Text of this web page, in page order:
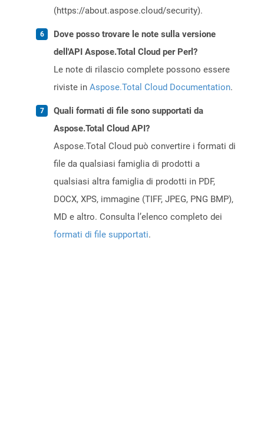
(https://about.aspose.cloud/security).
Dove posso trovare le note sulla versione
dell'API Aspose.Total Cloud per Perl?
Le note di rilascio complete possono essere
riviste in Aspose.Total Cloud Documentation.
Quali formati di file sono supportati da
Aspose.Total Cloud API?
Aspose.Total Cloud può convertire i formati di
file da qualsiasi famiglia di prodotti a
qualsiasi altra famiglia di prodotti in PDF,
DOCX, XPS, immagine (TIFF, JPEG, PNG BMP),
MD e altro. Consulta l’elenco completo dei
formati di file supportati.